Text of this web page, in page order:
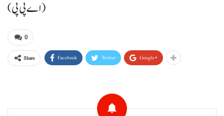
(اے پی پی)
0
Share Facebook Twitter Google+